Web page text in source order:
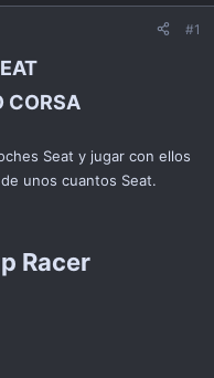
#1
CORSA
Seat y jugar con ellos
unos cuantos Seat.
Racer